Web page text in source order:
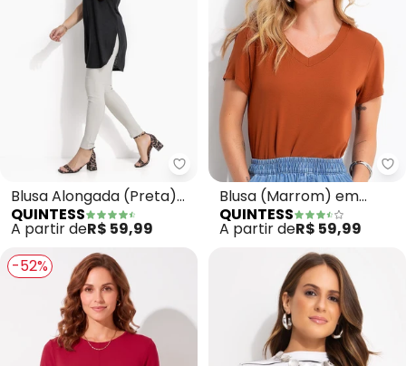
Quintess - Blusa Alongada
Blusa Alongada (Preta)
com Barra
Arrendondada
QUINTESS
A partir deR$ 59,99
Blusa (Marrom) em
Malha de Viscose
QUINTESS
A partir deR$ 59,99
-52%